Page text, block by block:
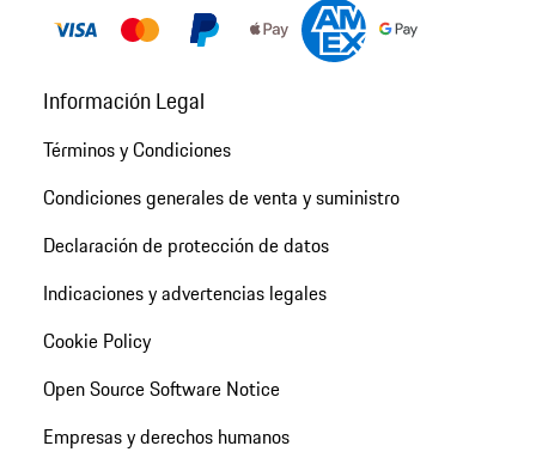
Información Legal
Términos y Condiciones
Condiciones generales de venta y suministro
Declaración de protección de datos
Indicaciones y advertencias legales
Cookie Policy
Open Source Software Notice
Empresas y derechos humanos